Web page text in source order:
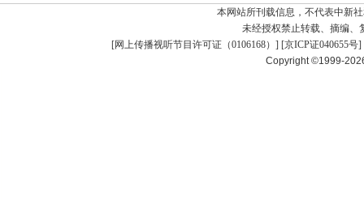
本网站所刊载信息，不代表中新
未经授权禁止转载、摘编、
[网上传播视听节目许可证（0106168） ] [京ICP证040655号]
Copyright ©1999-